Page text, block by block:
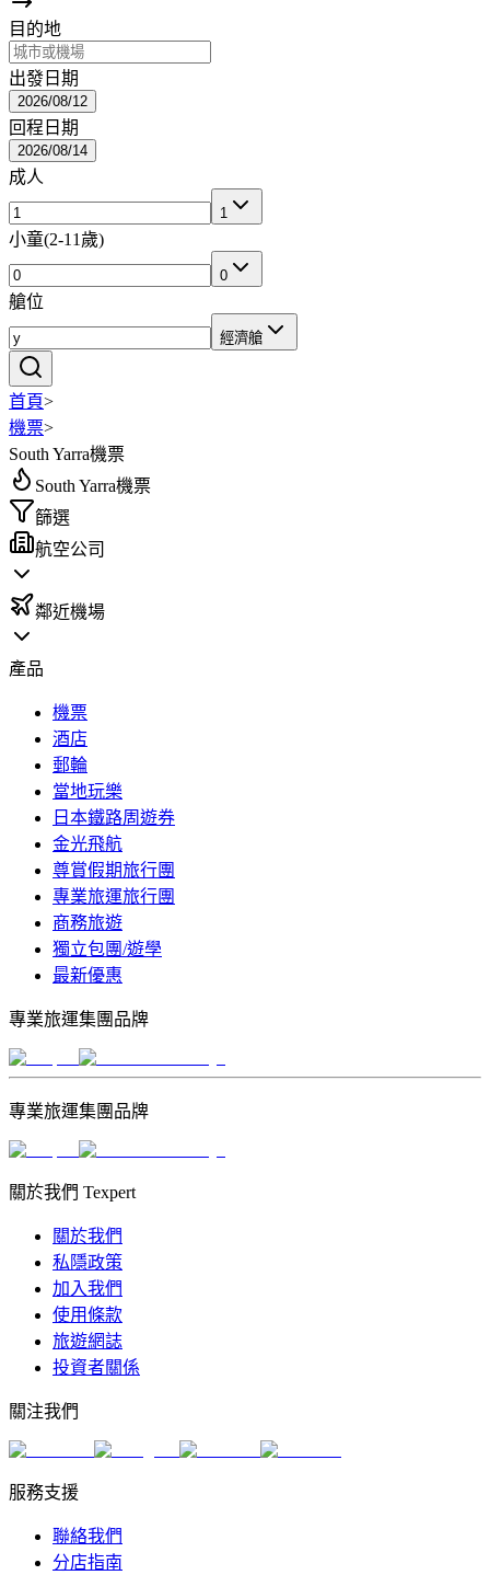
目的地
出發日期
2026/08/12
回程日期
2026/08/14
成人
1
小童(2-11歲)
0
艙位
經濟艙
首頁>
機票>
South Yarra機票
South Yarra機票
篩選
航空公司
鄰近機場
產品
機票
酒店
郵輪
當地玩樂
日本鐵路周遊券
金光飛航
尊賞假期旅行團
專業旅運旅行團
商務旅遊
獨立包團/遊學
最新優惠
專業旅運集團品牌
專業旅運集團品牌
關於我們 Texpert
關於我們
私隱政策
加入我們
使用條款
旅遊網誌
投資者關係
關注我們
服務支援
聯絡我們
分店指南